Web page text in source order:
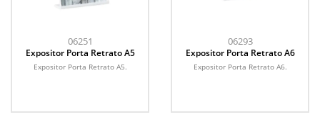
06251
Expositor Porta Retrato A5
Expositor Porta Retrato A5.
06293
Expositor Porta Retrato A6
Expositor Porta Retrato A6.